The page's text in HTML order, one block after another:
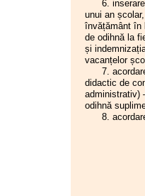
în cuantum de
care se acordă
desfășoară
deține titlul și
postului un set
cuantificabile
lunară a
este
Cuantumul
se ia în calcul
pe
08.11.2024
07.10.2024
6. inserarea
unui an
învățământ în
de odihnă la
și
vacanțelor
7.
didactic de
administrativ)
odihnă
8.